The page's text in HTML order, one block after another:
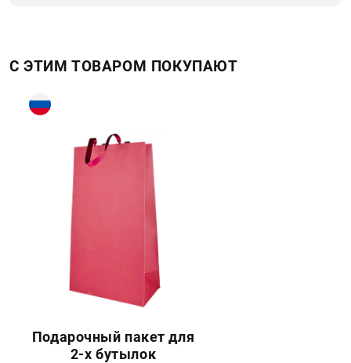
С ЭТИМ ТОВАРОМ ПОКУПАЮТ
Подарочный пакет для
2-х бутылок